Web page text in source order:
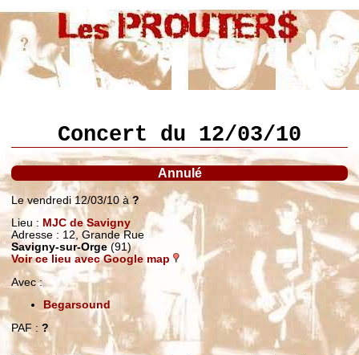
Concert du 12/03/10
Annulé
Le vendredi 12/03/10 à ?
Lieu : MJC de Savigny
Adresse : 12, Grande Rue
Savigny-sur-Orge(91)
Voir ce lieu avec Google map
Avec :
Begarsound
PAF : ?